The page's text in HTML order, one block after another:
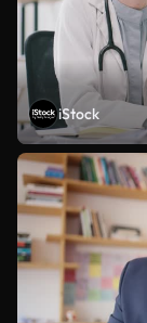
iStock